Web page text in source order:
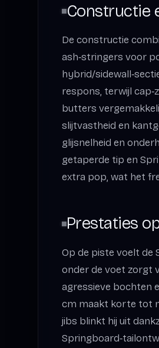
Constructie
De constructie
ash‑stringers voor
hybrid/
respons, terwijl
butters
slijtvastheid en
glijsnelheid en
getaperde tip en
extra pop, wat het
Prestaties
Op de piste voelt de
onder de voet zorgt
agressieve bochten
cm maakt korte tot
jibs blinkt hij uit